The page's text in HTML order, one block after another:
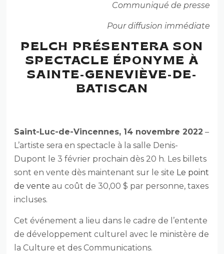
Communiqué de presse
Pour diffusion immédiate
PELCH PRÉSENTERA SON
SPECTACLE ÉPONYMEÀ
SAINTE-GENEVIÈVE-DE-
BATISCAN
Saint-Luc-de-Vincennes, 14 novembre 2022 –
L’artiste sera en spectacle à la salle Denis-
Dupont le 3 février prochain dès 20 h. Les billets
sont en vente dès maintenant sur le site Le point
de vente au coût de 30,00 $ par personne, taxes
incluses.
Cet événement a lieu dans le cadre de l’entente
de développement culturel avec le ministère de
la Culture et des Communications.